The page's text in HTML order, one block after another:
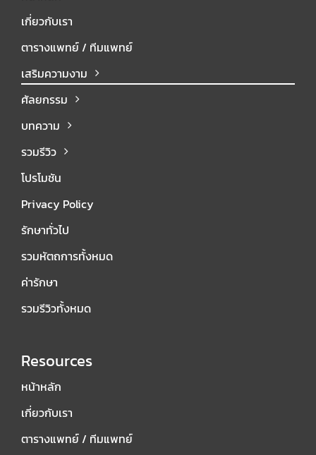
เกี่ยวกับเรา
ตารางแพทย์ / ทีมแพทย์
เสริมความงาม
ศัลยกรรม
บทความ
รวมรีวิว
โปรโมชัน
Privacy Policy
รักษาทั่วไป
รวมหัตถการทั้งหมด
ค่ารักษา
รวมรีวิวทั้งหมด
Resources
หน้าหลัก
เกี่ยวกับเรา
ตารางแพทย์ / ทีมแพทย์